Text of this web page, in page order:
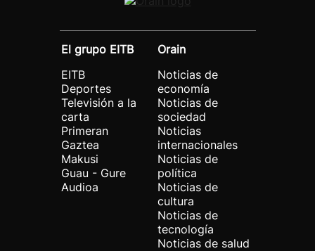
El grupo EITB
EITB
Deportes
Televisión a la
carta
Primeran
Gaztea
Makusi
Guau - Gure
Audioa
Orain
Noticias de
economía
Noticias de
sociedad
Noticias
internacionales
Noticias de
política
Noticias de
cultura
Noticias de
tecnología
Noticias de salud